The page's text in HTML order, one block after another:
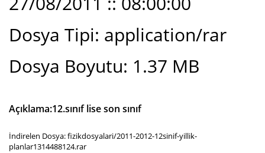
Dosya Tipi: application/rar
Dosya Boyutu: 1.37 MB
Açıklama:12.sınıf lise son sınıf
İndirelen Dosya: fizikdosyalari/2011-2012-12sinif-yillik-
planlar1314488124.rar